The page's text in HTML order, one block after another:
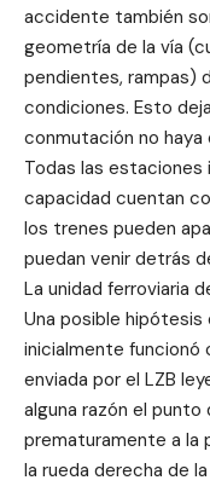
accidente también
geometría de la vía
pendientes, rampas)
condiciones. Esto
conmutación no
Todas las estaciones
capacidad cuentan
los trenes pueden
puedan venir detrás
La unidad ferroviaria
Una posible
inicialmente funcionó
enviada por el LZB
alguna razón el
prematuramente a la
la rueda derecha de